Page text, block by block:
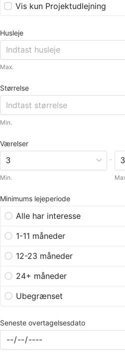
Vis kun Projektudlejning
Husleje
Max.
Størrelse
Min.
Værelser
Min.
-
Minimums lejeperiode
Alle har interesse
1-11 måneder
12-23 måneder
24+ måneder
Ubegrænset
Seneste overtagelsesdato